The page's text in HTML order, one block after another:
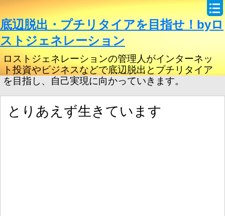
底辺脱出・プチリタイアを目指せ！byロ
ストジェネレーション
ロストジェネレーションの管理人がインターネッ
ト投資やビジネスなどで底辺脱出とプチリタイア
を目指し、自己実現に向かっていきます。
とりあえず生きています